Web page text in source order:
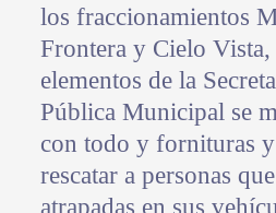
los fraccionamientos
Frontera y Cielo
elementos de la
Pública Municipal se
con todo y fornituras
rescatar a personas
atrapadas en sus